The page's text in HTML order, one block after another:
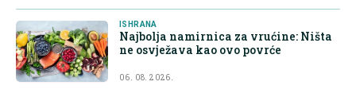
ISHRANA
Najbolja namirnica za vrućine: Ništa
ne osvježava kao ovo povrće
06. 08. 2026.